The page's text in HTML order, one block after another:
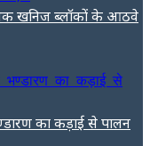
खनिज ब्लॉकों के आठवे
का कड़ाई से पालन